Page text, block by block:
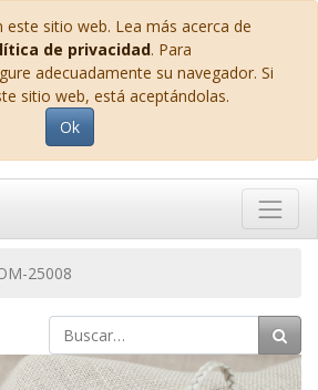
sitio web. Lea más acerca de
de privacidad. Para
adecuadamente su navegador. Si
sitio web, está aceptándolas.
Ok
25008